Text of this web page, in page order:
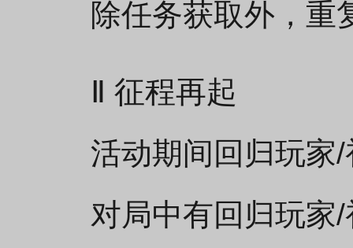
除任务获取外，重
Ⅱ 征程再起
活动期间回归玩家
对局中有回归玩家